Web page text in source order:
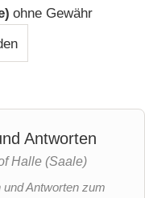
ohne Gewähr
Antworten
Halle (Saale)
Antworten zum